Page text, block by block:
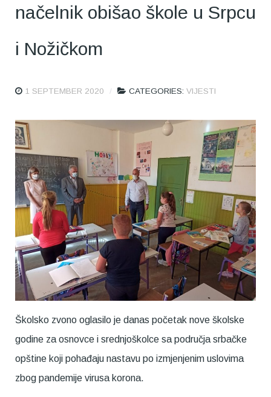
načelnik obišao škole u Srpcu
i Nožičkom
1 SEPTEMBER 2020 CATEGORIES: VIJESTI
Školsko zvono oglasilo je danas početak nove školske
godine za osnovce i srednjoškolce sa područja srbačke
opštine koji pohađaju nastavu po izmjenjenim uslovima
zbog pandemije virusa korona.